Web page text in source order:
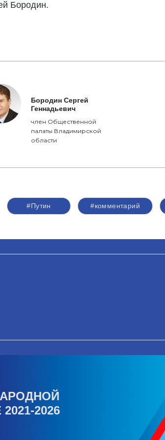
Бородин.
Бородин Сергей
Геннадьевич
член Общественной
палаты Владимирской
области
#Путин #комментарий
2026